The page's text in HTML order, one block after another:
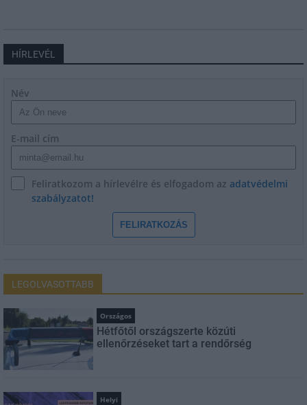
HÍRLEVÉL
Név
E-mail cím
Feliratkozom a hírlevélre és elfogadom az adatvédelmi
szabályzatot!
FELIRATKOZÁS
LEGOLVASOTTABB
Országos
Hétfőtől országszerte közúti
ellenőrzéseket tart a rendőrség
Helyi